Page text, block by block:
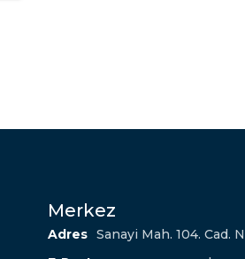
Merkez
Adres Sanayi Mah. 104. Cad.